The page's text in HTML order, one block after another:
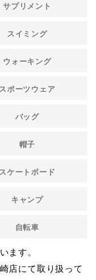
サプリメント
スイミング
ウォーキング
スポーツウェア
バッグ
帽子
スケートボード
キャンプ
自転車
ます。
店にて取り扱って